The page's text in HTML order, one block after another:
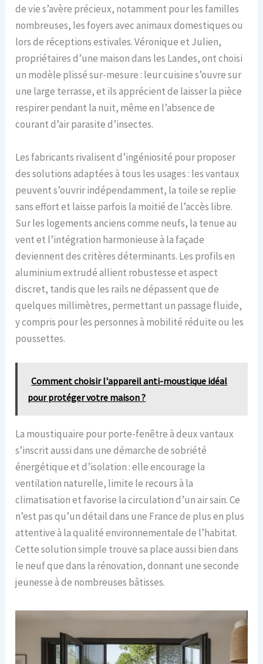
de vie s’avère précieux, notamment pour les familles
nombreuses, les foyers avec animaux domestiques ou
lors de réceptions estivales. Véronique et Julien,
propriétaires d’une maison dans les Landes, ont choisi
un modèle plissé sur-mesure : leur cuisine s’ouvre sur
une large terrasse, et ils apprécient de laisser la pièce
respirer pendant la nuit, même en l’absence de
courant d’air parasite d’insectes.
Les fabricants rivalisent d’ingéniosité pour proposer
des solutions adaptées à tous les usages : les vantaux
peuvent s’ouvrir indépendamment, la toile se replie
sans effort et laisse parfois la moitié de l’accès libre.
Sur les logements anciens comme neufs, la tenue au
vent et l’intégration harmonieuse à la façade
deviennent des critères déterminants. Les profils en
aluminium extrudé allient robustesse et aspect
discret, tandis que les rails ne dépassent que de
quelques millimètres, permettant un passage fluide,
y compris pour les personnes à mobilité réduite ou les
poussettes.
Comment choisir l'appareil anti-moustique idéal
pour protéger votre maison ?
La moustiquaire pour porte-fenêtre à deux vantaux
s’inscrit aussi dans une démarche de sobriété
énergétique et d’isolation : elle encourage la
ventilation naturelle, limite le recours à la
climatisation et favorise la circulation d’un air sain. Ce
n’est pas qu’un détail dans une France de plus en plus
attentive à la qualité environnementale de l’habitat.
Cette solution simple trouve sa place aussi bien dans
le neuf que dans la rénovation, donnant une seconde
jeunesse à de nombreuses bâtisses.